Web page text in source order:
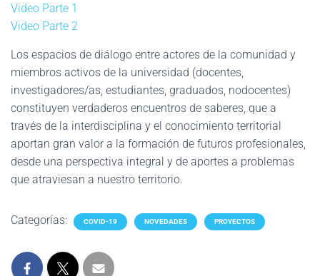
Video Parte 1
Video Parte 2
Los espacios de diálogo entre actores de la comunidad y
miembros activos de la universidad (docentes,
investigadores/as, estudiantes, graduados, nodocentes)
constituyen verdaderos encuentros de saberes, que a
través de la interdisciplina y el conocimiento territorial
aportan gran valor a la formación de futuros profesionales,
desde una perspectiva integral y de aportes a problemas
que atraviesan a nuestro territorio.
Categorías: COVID-19 NOVEDADES PROYECTOS